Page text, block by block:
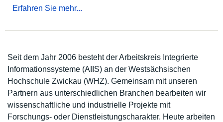
Erfahren Sie mehr...
Seit dem Jahr 2006 besteht der Arbeitskreis Integrierte
Informationssysteme (AIIS) an der Westsächsischen
Hochschule Zwickau (WHZ). Gemeinsam mit unseren
Partnern aus unterschiedlichen Branchen bearbeiten wir
wissenschaftliche und industrielle Projekte mit
Forschungs- oder Dienstleistungscharakter. Heute arbeiten